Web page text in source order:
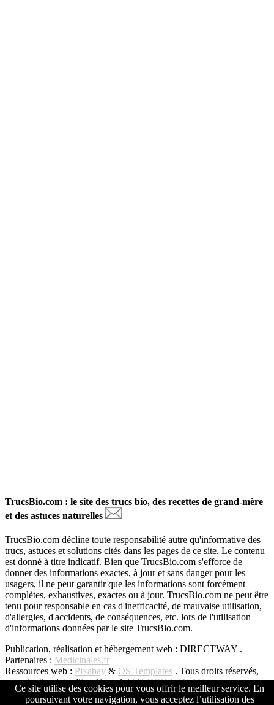
TrucsBio.com : le site des trucs bio, des recettes de grand-mère
et des astuces naturelles
TrucsBio.com décline toute responsabilité autre qu'informative des
trucs, astuces et solutions cités dans les pages de ce site. Le contenu
est donné à titre indicatif. Bien que TrucsBio.com s'efforce de
donner des informations exactes, à jour et sans danger pour les
usagers, il ne peut garantir que les informations sont forcément
complètes, exhaustives, exactes ou à jour. TrucsBio.com ne peut être
tenu pour responsable en cas d'inefficacité, de mauvaise utilisation,
d'allergies, d'accidents, de conséquences, etc. lors de l'utilisation
d'informations données par le site TrucsBio.com.
Publication, réalisation et hébergement web : DIRECTWAY .
Partenaires : Medicinales.fr
Ressources web : Pixabay & OS Templates . Tous droits réservés,
reproduction interdite - Copyright ©DIRECTWAY
Ce site utilise des cookies pour vous offrir le meilleur service. En
poursuivant votre navigation, vous acceptez l’utilisation des